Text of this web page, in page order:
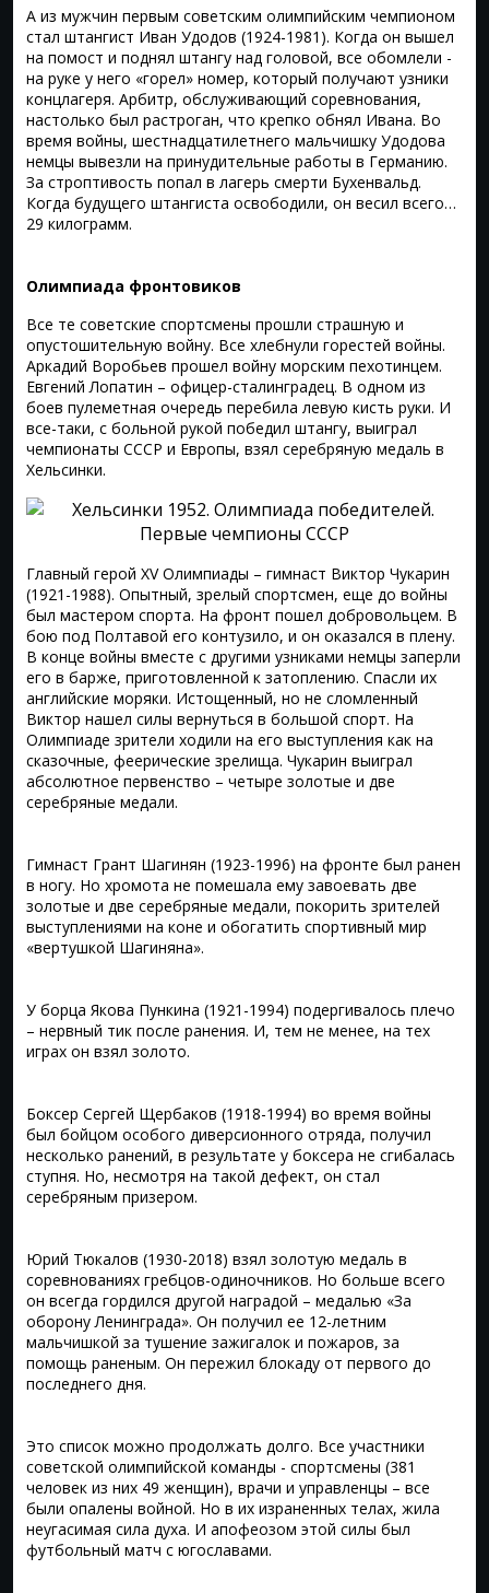
А из мужчин первым советским олимпийским чемпионом
стал штангист Иван Удодов (1924-1981). Когда он вышел
на помост и поднял штангу над головой, все обомлели -
на руке у него «горел» номер, который получают узники
концлагеря. Арбитр, обслуживающий соревнования,
настолько был растроган, что крепко обнял Ивана. Во
время войны, шестнадцатилетнего мальчишку Удодова
немцы вывезли на принудительные работы в Германию.
За строптивость попал в лагерь смерти Бухенвальд.
Когда будущего штангиста освободили, он весил всего…
29 килограмм.
Олимпиада фронтовиков
Все те советские спортсмены прошли страшную и
опустошительную войну. Все хлебнули горестей войны.
Аркадий Воробьев прошел войну морским пехотинцем.
Евгений Лопатин – офицер-сталинградец. В одном из
боев пулеметная очередь перебила левую кисть руки. И
все-таки, с больной рукой победил штангу, выиграл
чемпионаты СССР и Европы, взял серебряную медаль в
Хельсинки.
Главный герой ХV Олимпиады – гимнаст Виктор Чукарин
(1921-1988). Опытный, зрелый спортсмен, еще до войны
был мастером спорта. На фронт пошел добровольцем. В
бою под Полтавой его контузило, и он оказался в плену.
В конце войны вместе с другими узниками немцы заперли
его в барже, приготовленной к затоплению. Спасли их
английские моряки. Истощенный, но не сломленный
Виктор нашел силы вернуться в большой спорт. На
Олимпиаде зрители ходили на его выступления как на
сказочные, феерические зрелища. Чукарин выиграл
абсолютное первенство – четыре золотые и две
серебряные медали.
Гимнаст Грант Шагинян (1923-1996) на фронте был ранен
в ногу. Но хромота не помешала ему завоевать две
золотые и две серебряные медали, покорить зрителей
выступлениями на коне и обогатить спортивный мир
«вертушкой Шагиняна».
У борца Якова Пункина (1921-1994) подергивалось плечо
– нервный тик после ранения. И, тем не менее, на тех
играх он взял золото.
Боксер Сергей Щербаков (1918-1994) во время войны
был бойцом особого диверсионного отряда, получил
несколько ранений, в результате у боксера не сгибалась
ступня. Но, несмотря на такой дефект, он стал
серебряным призером.
Юрий Тюкалов (1930-2018) взял золотую медаль в
соревнованиях гребцов-одиночников. Но больше всего
он всегда гордился другой наградой – медалью «За
оборону Ленинграда». Он получил ее 12-летним
мальчишкой за тушение зажигалок и пожаров, за
помощь раненым. Он пережил блокаду от первого до
последнего дня.
Это список можно продолжать долго. Все участники
советской олимпийской команды - спортсмены (381
человек из них 49 женщин), врачи и управленцы – все
были опалены войной. Но в их израненных телах, жила
неугасимая сила духа. И апофеозом этой силы был
футбольный матч с югославами.